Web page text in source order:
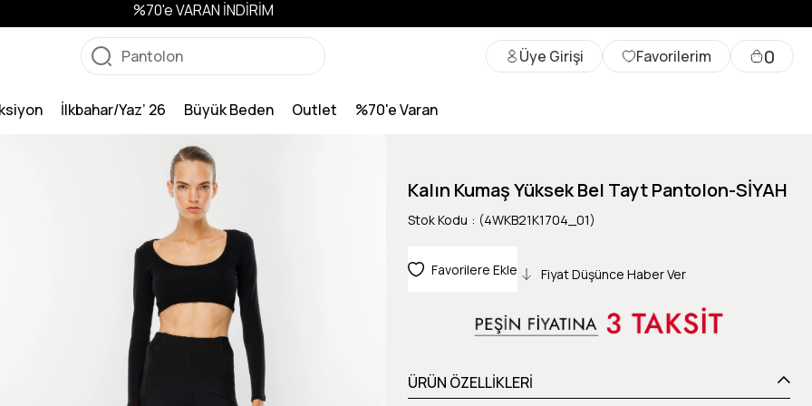
%70'e VARAN İNDİRİM
Üye Girişi Favorilerim 0
İlkbahar/Yaz’ 26 Büyük Beden Outlet %70'e Varan
Kalın Kumaş Yüksek Bel Tayt Pantolon-SİYAH
Stok Kodu (4WKB21K1704_01)
Favorilere Ekle Fiyat Düşünce Haber Ver
ÜRÜN ÖZELLİKLERİ